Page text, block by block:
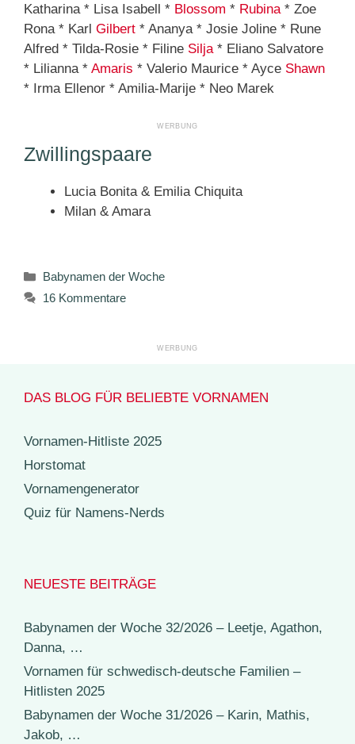
Katharina * Lisa Isabell * Blossom * Rubina * Zoe
Rona * Karl Gilbert * Ananya * Josie Joline * Rune
Alfred * Tilda-Rosie * Filine Silja * Eliano Salvatore
* Lilianna * Amaris * Valerio Maurice * Ayce Shawn
* Irma Ellenor * Amilia-Marije * Neo Marek
Zwillingspaare
Lucia Bonita & Emilia Chiquita
Milan & Amara
Kategorien
Babynamen der Woche
16 Kommentare
DAS BLOG FÜR BELIEBTE VORNAMEN
Vornamen-Hitliste 2025
Horstomat
Vornamengenerator
Quiz für Namens-Nerds
NEUESTE BEITRÄGE
Babynamen der Woche 32/2026 – Leetje, Agathon,
Danna, …
Vornamen für schwedisch-deutsche Familien –
Hitlisten 2025
Babynamen der Woche 31/2026 – Karin, Mathis,
Jakob, …